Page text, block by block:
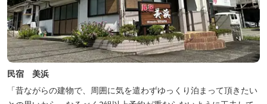
民宿 美浜
「昔ながらの建物で、周囲に気を遣わずゆっくり泊まって頂きたい